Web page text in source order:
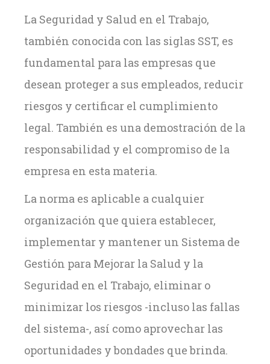
La Seguridad y Salud en el Trabajo,
también conocida con las siglas SST, es
fundamental para las empresas que
desean proteger a sus empleados, reducir
riesgos y certificar el cumplimiento
legal. También es una demostración de la
responsabilidad y el compromiso de la
empresa en esta materia.
La norma es aplicable a cualquier
organización que quiera establecer,
implementar y mantener un Sistema de
Gestión para Mejorar la Salud y la
Seguridad en el Trabajo, eliminar o
minimizar los riesgos -incluso las fallas
del sistema-, así como aprovechar las
oportunidades y bondades que brinda.